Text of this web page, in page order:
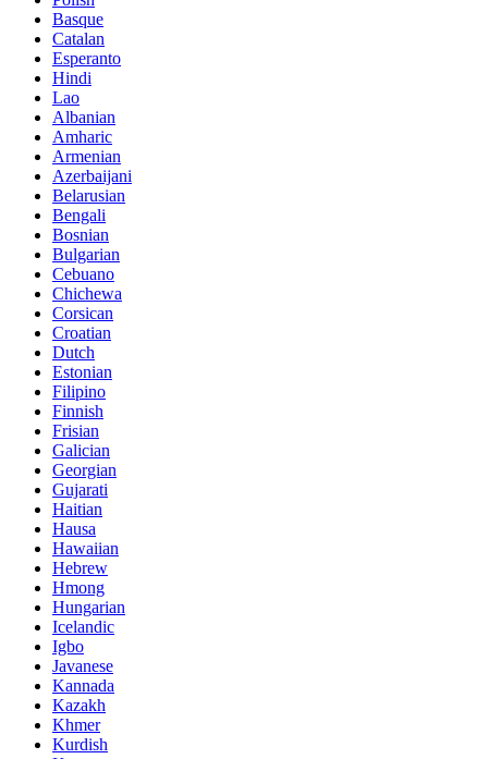
Basque
Catalan
Esperanto
Hindi
Lao
Albanian
Amharic
Armenian
Azerbaijani
Belarusian
Bengali
Bosnian
Bulgarian
Cebuano
Chichewa
Corsican
Croatian
Dutch
Estonian
Filipino
Finnish
Frisian
Galician
Georgian
Gujarati
Haitian
Hausa
Hawaiian
Hebrew
Hmong
Hungarian
Icelandic
Igbo
Javanese
Kannada
Kazakh
Khmer
Kurdish